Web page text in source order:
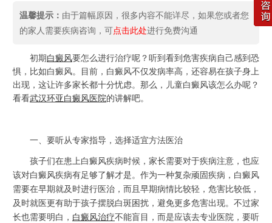
温馨提示： 由于篇幅原因，很多内容不能详尽，如果您或者您
的家人需要疾病咨询，可点击此处进行免费沟通
初期 白癜风要怎么进行治疗呢 ？听到看到危害疾病自己感到恐
惧，比如白癜风。目前，白癜风不仅发病率高，还容易在孩子身上
出现，这让许多家长都十分忧虑。那么，儿童白癜风该怎么办呢？
看看武汉环亚白癜风医院的讲解吧。
一、要听从专家指导，选择适宜方法医治
孩子们在患上白癜风疾病时候，家长需要对于疾病注意，也应
该对白癜风疾病有足够了解才是。作为一种复杂顽固疾病，白癜风
需要在早期就及时进行医治，而且早期病情比较轻，危害比较低，
及时就医更有助于孩子摆脱白斑困扰，避免更多危害出现。不过家
长也需要明白， 白癜风治疗不能盲目，而是应该去专业医院，要听